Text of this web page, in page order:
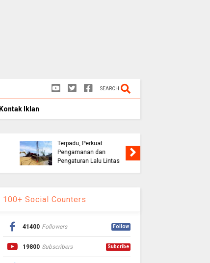
SEARCH
Kontak Iklan
Terpadu, Perkuat
Pengamanan dan
Pengaturan Lalu Lintas
100+ Social Counters
41400 Followers Follow
19800 Subscribers Subcribe